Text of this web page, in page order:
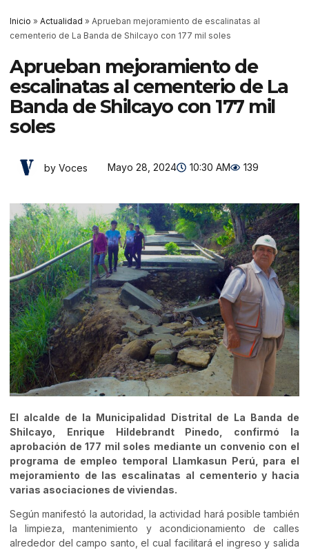
Inicio » Actualidad » Aprueban mejoramiento de escalinatas al
cementerio de La Banda de Shilcayo con 177 mil soles
Aprueban mejoramiento de
escalinatas al cementerio de La
Banda de Shilcayo con 177 mil
soles
by Voces Mayo 28, 2024 10:30 AM 139
El alcalde de la Municipalidad Distrital de La Banda de
Shilcayo, Enrique Hildebrandt Pinedo, confirmó la
aprobación de 177 mil soles mediante un convenio con el
programa de empleo temporal Llamkasun Perú, para el
mejoramiento de las escalinatas al cementerio y hacia
varias asociaciones de viviendas.
Según manifestó la autoridad, la actividad hará posible también
la limpieza, mantenimiento y acondicionamiento de calles
alrededor del campo santo, el cual facilitará el ingreso y salida